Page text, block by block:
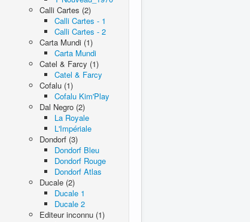
Calli Cartes (2)
Calli Cartes - 1
Calli Cartes - 2
Carta Mundi (1)
Carta Mundi
Catel & Farcy (1)
Catel & Farcy
Cofalu (1)
Cofalu Kim'Play
Dal Negro (2)
La Royale
L'Impériale
Dondorf (3)
Dondorf Bleu
Dondorf Rouge
Dondorf Atlas
Ducale (2)
Ducale 1
Ducale 2
Editeur inconnu (1)